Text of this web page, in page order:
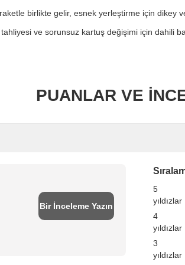
birlikte gelir, esnek yerleştirme için dikey
tahliyesi ve sorunsuz kartuş değişimi için dahili
PUANLAR VE
Bir İnceleme Yazın
5
yıldızlar
4
yıldızlar
3
yıldızlar